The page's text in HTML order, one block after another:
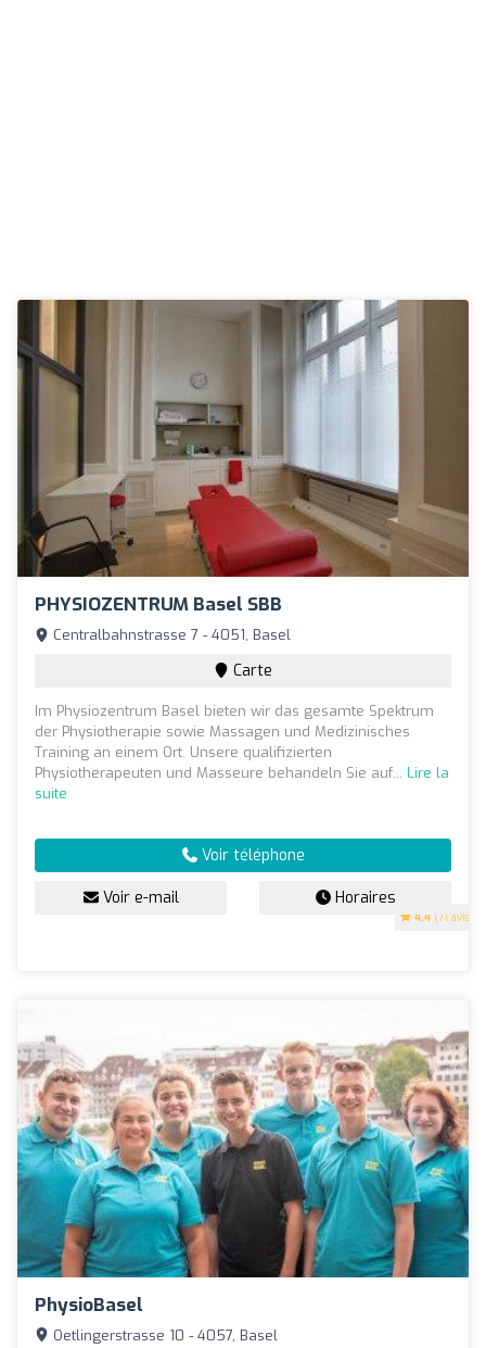
PHYSIOZENTRUM Basel SBB
4.4 (71 avis)
Centralbahnstrasse 7 - 4051, Basel
Carte
Im Physiozentrum Basel bieten wir das gesamte Spektrum
der Physiotherapie sowie Massagen und Medizinisches
Training an einem Ort. Unsere qualifizierten
Physiotherapeuten und Masseure behandeln Sie auf... Lire la
suite
Voir téléphone
Voir e-mail Horaires
PhysioBasel
Oetlingerstrasse 10 - 4057, Basel